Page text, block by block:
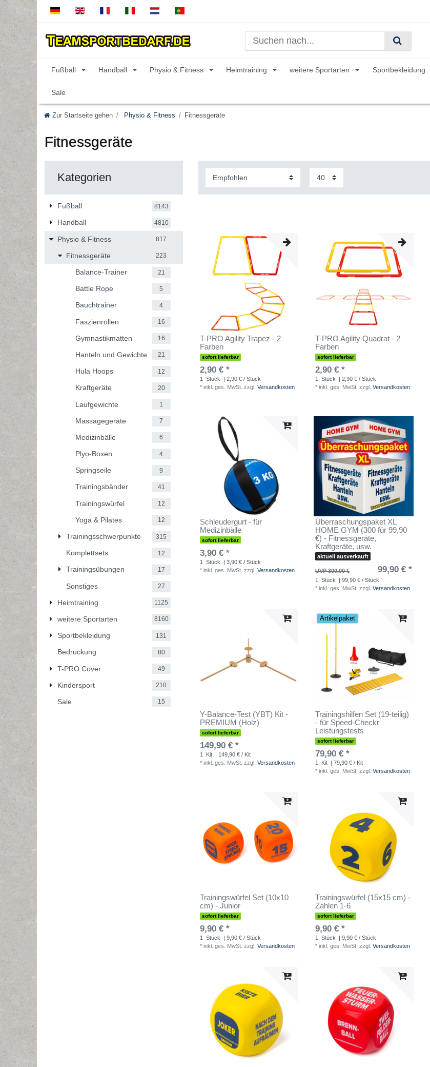
Fußball Handball Physio & Fitness Heimtraining weitere Sportarten Sportbekleidung
Sale
Zur Startseite gehen Physio & Fitness Fitnessgeräte
Fitnessgeräte
Kategorien
Fußball 8143
Handball 4810
Physio & Fitness 817
Fitnessgeräte 223
Balance-Trainer 21
Battle Rope 5
Bauchtrainer 4
Faszienrollen 16
Gymnastikmatten 16
Hanteln und Gewichte 21
Hula Hoops 12
Kraftgeräte 20
Laufgewichte 1
Massagegeräte 7
Medizinbälle 6
Plyo-Boxen 4
Springseile 9
Trainingsbänder 41
Trainingswürfel 12
Yoga & Pilates 12
Trainingsschwerpunkte 315
Komplettsets 12
Trainingsübungen 17
Sonstiges 27
Heimtraining 1125
weitere Sportarten 8160
Sportbekleidung 131
Bedruckung 80
T-PRO Cover 49
Kindersport 210
Sale 15
T-PRO Agility Trapez - 2
Farben
sofort lieferbar
2,90 € *
1 Stück
| 2,90 € / Stück
* inkl. ges. MwSt. zzgl. Versandkosten
T-PRO Agility Quadrat - 2
Farben
sofort lieferbar
2,90 € *
1 Stück
| 2,90 € / Stück
* inkl. ges. MwSt. zzgl. Versandkosten
Schleudergurt - für
Medizinbälle
sofort lieferbar
3,90 € *
1 Stück
| 3,90 € / Stück
* inkl. ges. MwSt. zzgl. Versandkosten
Überraschungspaket XL
HOME GYM (300 für 99,90
€) - Fitnessgeräte,
Kraftgeräte, usw.
aktuell ausverkauft
UVP 300,00 € 99,90 € *
1 Stück
| 99,90 € / Stück
* inkl. ges. MwSt. zzgl. Versandkosten
Y-Balance-Test (YBT) Kit -
PREMIUM (Holz)
sofort lieferbar
149,90 € *
1 Kit
| 149,90 € / Kit
* inkl. ges. MwSt. zzgl. Versandkosten
Artikelpaket
Trainingshilfen Set (19-teilig)
- für Speed-Checkr
Leistungstests
sofort lieferbar
79,90 € *
1 Kit
| 79,90 € / Kit
* inkl. ges. MwSt. zzgl. Versandkosten
Trainingswürfel Set (10x10
cm) - Junior
sofort lieferbar
9,90 € *
1 Stück
| 9,90 € / Stück
* inkl. ges. MwSt. zzgl. Versandkosten
Trainingswürfel (15x15 cm) -
Zahlen 1-6
sofort lieferbar
9,90 € *
1 Stück
| 9,90 € / Stück
* inkl. ges. MwSt. zzgl. Versandkosten